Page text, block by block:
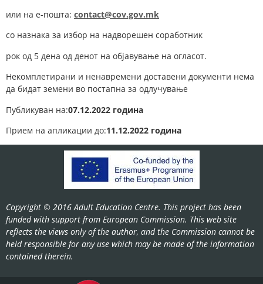
или на е-пошта: contact@cov.gov.mk
со назнака за избор на надворешен соработник
рок од 5 дена од денот на објавување на огласот.
Некомплетирани и ненавремени доставени документи нема
да бидат земени во постапна за одлучување
Публикуван на:07.12.2022 година
Прием на апликации до:11.12.2022 година
Copyright © 2016 Adult Education Centre. This project has been
funded with support from European Commission. This web site
reflects the views only of the author, and the Commission cannot be
held responsible for any use which may be made of the information
contained therein.